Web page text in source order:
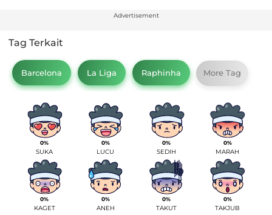
Advertisement
Tag Terkait
Barcelona La Liga Raphinha More Tag
0%
SUKA
0%
LUCU
0%
SEDIH
0%
MARAH
0%
KAGET
0%
ANEH
0%
TAKUT
0%
TAKJUB